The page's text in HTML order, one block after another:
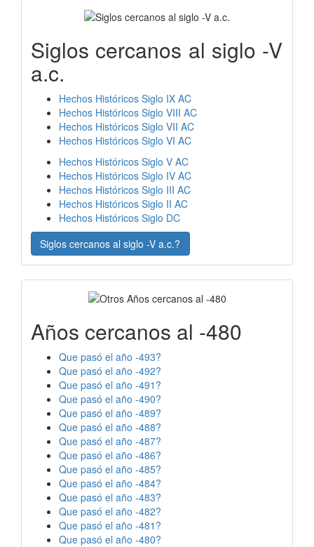
Siglos cercanos al siglo -V
a.c.
Hechos Históricos Siglo IX AC
Hechos Históricos Siglo VIII AC
Hechos Históricos Siglo VII AC
Hechos Históricos Siglo VI AC
Hechos Históricos Siglo V AC
Hechos Históricos Siglo IV AC
Hechos Históricos Siglo III AC
Hechos Históricos Siglo II AC
Hechos Históricos Siglo DC
Siglos cercanos al siglo -V a.c.?
Años cercanos al -480
Que pasó el año -493?
Que pasó el año -492?
Que pasó el año -491?
Que pasó el año -490?
Que pasó el año -489?
Que pasó el año -488?
Que pasó el año -487?
Que pasó el año -486?
Que pasó el año -485?
Que pasó el año -484?
Que pasó el año -483?
Que pasó el año -482?
Que pasó el año -481?
Que pasó el año -480?